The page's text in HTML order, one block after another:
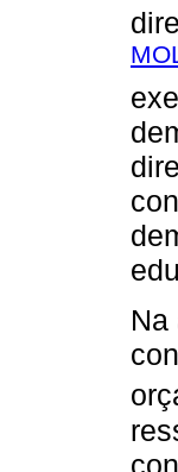
Na